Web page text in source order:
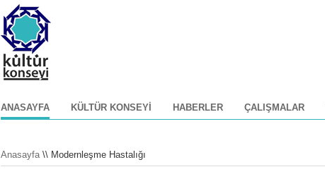
ANASAYFA KÜLTÜR KONSEYI HABERLER ÇALIŞMALAR
Anasayfa\\ Modernleşme Hastalığı